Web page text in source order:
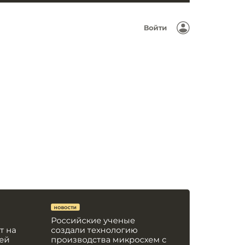
Войти
на
НОВОСТИ
Российские ученые
создали технологию
производства микросхем с